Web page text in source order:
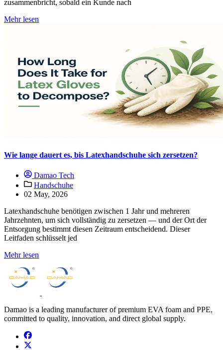
zusammenbricht, sobald ein Kunde nach
Mehr lesen
Wie lange dauert es, bis Latexhandschuhe sich zersetzen?
Damao Tech
Handschuhe
02 May, 2026
Latexhandschuhe benötigen zwischen 1 Jahr und mehreren
Jahrzehnten, um sich vollständig zu zersetzen — und der Ort der
Entsorgung bestimmt diesen Zeitraum entscheidend. Dieser
Leitfaden schlüsselt jed
Mehr lesen
Damao is a leading manufacturer of premium EVA foam and PPE,
committed to quality, innovation, and direct global supply.
facebook
x